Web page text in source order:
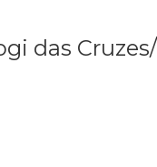
das